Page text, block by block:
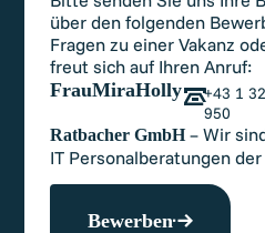
über den folgenden
Fragen zu einer Vakanz
freut sich auf Ihren Anruf:
FrauMiraHolly
+43 1
950
Ratbacher GmbH– Wir
IT Personalberatungen
Bewerben